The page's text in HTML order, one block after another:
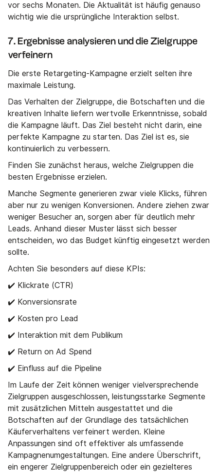
vor sechs Monaten. Die Aktualität ist häufig genauso
wichtig wie die ursprüngliche Interaktion selbst.
7. Ergebnisse analysieren und die Zielgruppe
verfeinern
Die erste Retargeting-Kampagne erzielt selten ihre
maximale Leistung.
Das Verhalten der Zielgruppe, die Botschaften und die
kreativen Inhalte liefern wertvolle Erkenntnisse, sobald
die Kampagne läuft. Das Ziel besteht nicht darin, eine
perfekte Kampagne zu starten. Das Ziel ist es, sie
kontinuierlich zu verbessern.
Finden Sie zunächst heraus, welche Zielgruppen die
besten Ergebnisse erzielen.
Manche Segmente generieren zwar viele Klicks, führen
aber nur zu wenigen Konversionen. Andere ziehen zwar
weniger Besucher an, sorgen aber für deutlich mehr
Leads. Anhand dieser Muster lässt sich besser
entscheiden, wo das Budget künftig eingesetzt werden
sollte.
Achten Sie besonders auf diese KPIs:
✔️ Klickrate (CTR)
✔️ Konversionsrate
✔️ Kosten pro Lead
✔️ Interaktion mit dem Publikum
✔️ Return on Ad Spend
✔️ Einfluss auf die Pipeline
Im Laufe der Zeit können weniger vielversprechende
Zielgruppen ausgeschlossen, leistungsstarke Segmente
mit zusätzlichen Mitteln ausgestattet und die
Botschaften auf der Grundlage des tatsächlichen
Käuferverhaltens verfeinert werden. Kleine
Anpassungen sind oft effektiver als umfassende
Kampagnenumgestaltungen. Eine andere Überschrift,
ein engerer Zielgruppenbereich oder ein gezielteres